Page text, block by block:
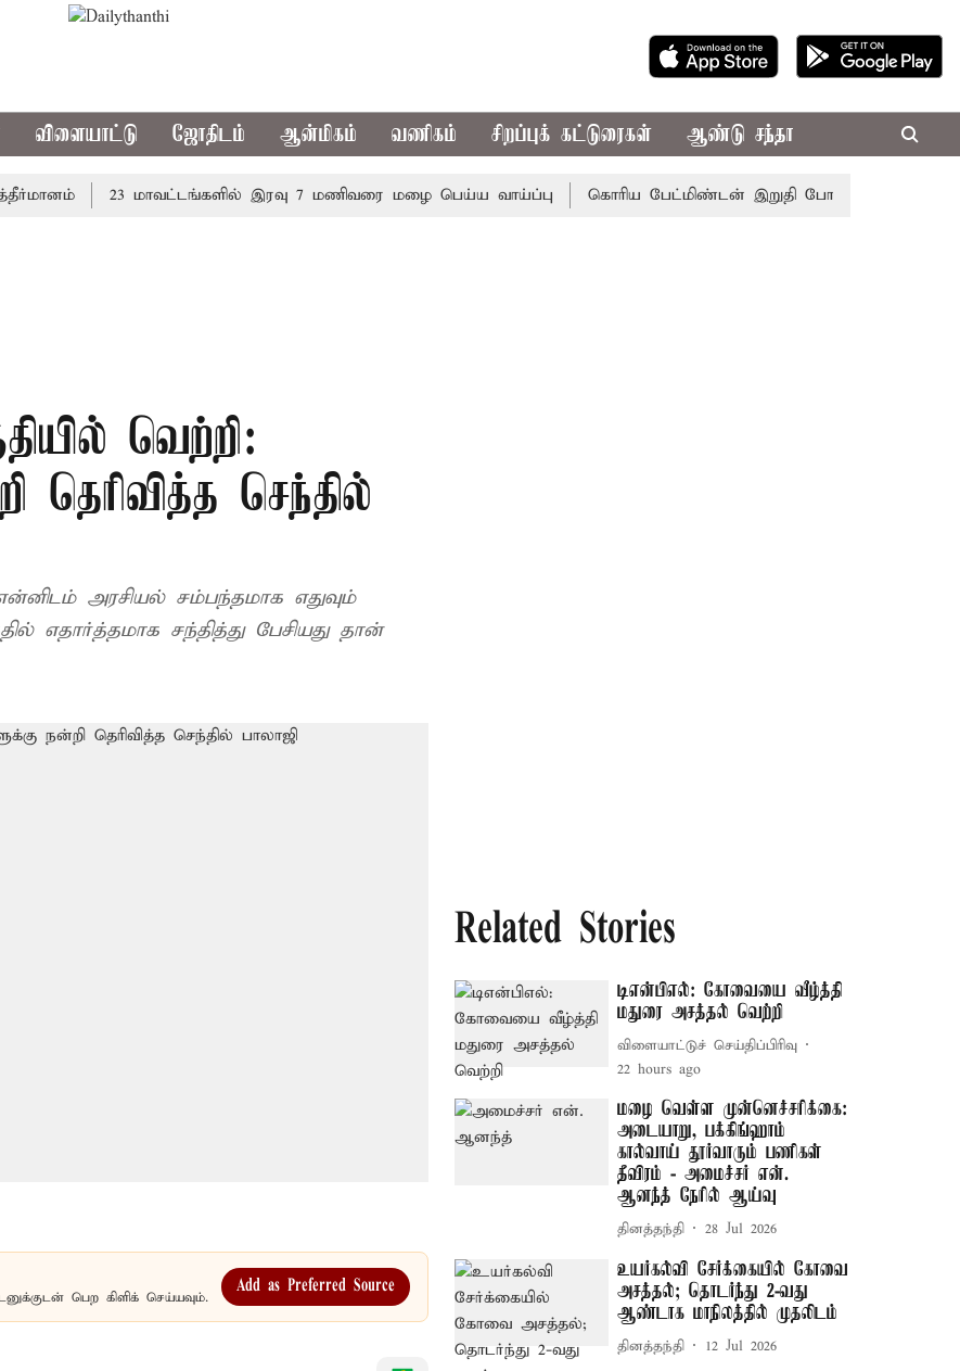
விளையாட்டு ஜோதிடம் ஆன்மிகம் வணிகம் சிறப்புக் கட்டுரைகள் ஆண்டு சந்தா
23 மாவட்டங்களில் இரவு 7 மணிவரை மழை பெய்ய வாய்ப்பு கொரிய பேட்மிண்டன் இறுதி போட்டி; இந்திய
வெற்றி:
தெரிவித்த செந்தில்
அரசியல் சம்பந்தமாக எதுவும்
எதார்த்தமாக சந்தித்து பேசியது தான்
பெற கிளிக் செய்யவும்.
Add as Preferred Source
Related Stories
டிஎன்பிஎல்: கோவையை வீழ்த்தி
மதுரை அசத்தல் வெற்றி
விளையாட்டுச் செய்திப்பிரிவு
22 hours ago
மழை வெள்ள முன்னெச்சரிக்கை:
அடையாறு, பக்கிங்ஹாம்
கால்வாய் தூர்வாரும் பணிகள்
தீவிரம் - அமைச்சர் என்.
ஆனந்த் நேரில் ஆய்வு
தினத்தந்தி 28 Jul 2026
உயர்கல்வி சேர்க்கையில் கோவை
அசத்தல்; தொடர்ந்து 2-வது
ஆண்டாக மாநிலத்தில் முதலிடம்
தினத்தந்தி 12 Jul 2026